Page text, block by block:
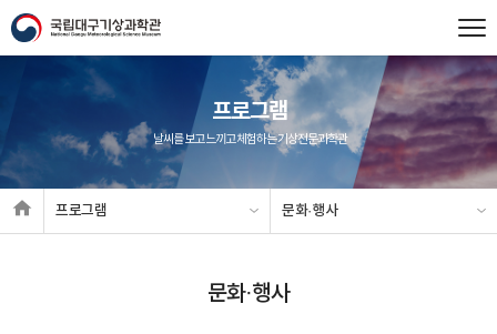
프로그램
날씨를 보고 느끼고 체험하는 기상전문과학관
프로그램 문화·행사
문화·행사